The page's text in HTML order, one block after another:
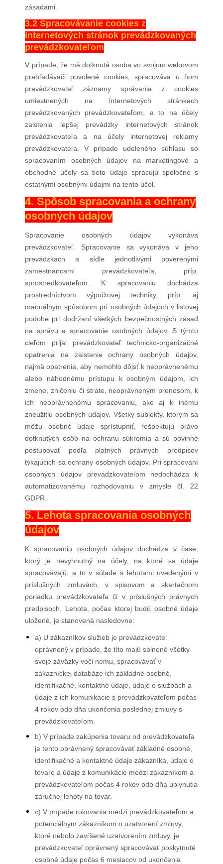
zásadami.
3.2 Spracovávanie cookies z
internetových stránok prevádzkovaných
prevádzkovateľom
V prípade, že má dotknutá osoba vo svojom webovom
prehľadávači povolené cookies, spracováva o ňom
prevádzkovateľ záznamy správania z cookies
umiestnených na internetových stránkach
prevádzkovaných prevádzkovateľom, a to na účely
zaistenia lepšej prevádzky internetových stránok
prevádzkovateľa a na účely internetovej reklamy
prevádzkovateľa. V prípade udeleného súhlasu so
spracovaním osobných údajov na marketingové a
obchodné účely sa tieto údaje spracujú spoločne s
ostatnými osobnými údajmi na tento účel.
4. Spôsob spracovania a ochrany
osobných údajov
Spracovanie osobných údajov vykonáva
prevádzkovateľ. Spracovanie sa vykonáva v jeho
prevádzkach a sídle jednotlivými poverenými
zamestnancami prevádzkovateľa, príp.
sprostredkovateľom. K spracovaniu dochádza
prostredníctvom výpočtovej techniky, príp. aj
manuálnym spôsobom pri osobných údajoch v listovej
podobe pri dodržaní všetkých bezpečnostných zásad
na správu a spracovanie osobných údajov. S týmto
cieľom prijal prevádzkovateľ technicko-organizačné
opatrenia na zaistenie ochrany osobných údajov,
najmä opatrenia, aby nemohlo dôjsť k neoprávnenému
alebo náhodnému prístupu k osobným údajom, ich
zmene, zničeniu či strate, neoprávneným prenosom, k
ich neoprávnenému spracovaniu, ako aj k inému
zneužitiu osobných údajov. Všetky subjekty, ktorým sa
môžu osobné údaje sprístupniť, rešpektujú právo
dotknutých osôb na ochranu súkromia a sú povinné
postupovať podľa platných právnych predpisov
týkajúcich sa ochrany osobných údajov. Pri spracovaní
osobných údajov prevádzkovateľom nedochádza k
automatizovanému rozhodovaniu v zmysle čl. 22
GDPR.
5. Lehota spracovania osobných
údajov
K spracovaniu osobných údajov dochádza v čase,
ktorý je nevyhnutný na účely, na ktoré sa údaje
spracovávajú, a to v súlade s lehotami uvedenými v
príslušných zmluvách, v spisovom a skartačnom
poriadku prevádzkovateľa či v príslušných právnych
predpisoch. Lehota, počas ktorej budú osobné údaje
uložené, je stanovená nasledovne:
a) U zákazníkov služieb je prevádzkovateľ
oprávnený v prípade, že títo majú splnené všetky
svoje záväzky voči nemu, spracovávať v
zákazníckej databáze ich základné osobné,
identifikačné, kontaktné údaje, údaje o službách a
údaje z ich komunikácie s prevádzkovateľom počas
4 rokov odo dňa ukončenia poslednej zmluvy s
prevádzkovateľom.
b) V prípade zakúpenia tovaru od prevádzkovateľa
je tento oprávnený spracovávať základné osobné,
identifikačné a kontaktné údaje zákazníka, údaje o
tovare a údaje z komunikácie medzi zákazníkom a
prevádzkovateľom počas 4 rokov odo dňa uplynutia
záručnej lehoty na tovar.
c) V prípade rokovania medzi prevádzkovateľom a
potenciálnym zákazníkom o uzatvorení zmluvy,
ktoré nebolo zavŕšené uzatvorením zmluvy, je
prevádzkovateľ oprávnený spracovávať poskytnuté
osobné údaje počas 6 mesiacov od ukončenia